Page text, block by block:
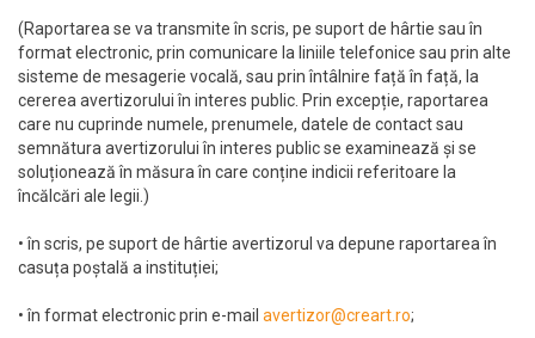
(Raportarea se va transmite în scris, pe suport de hârtie sau în
format electronic, prin comunicare la liniile telefonice sau prin alte
sisteme de mesagerie vocală, sau prin întâlnire față în față, la
cererea avertizorului în interes public. Prin excepție, raportarea
care nu cuprinde numele, prenumele, datele de contact sau
semnătura avertizorului în interes public se examinează și se
soluționează în măsura în care conține indicii referitoare la
încălcări ale legii.)
• în scris, pe suport de hârtie avertizorul va depune raportarea în
casuța poștală a instituției;
• în format electronic prin e-mail avertizor@creart.ro;